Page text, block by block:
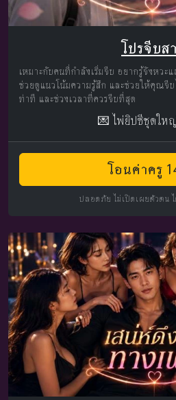
โปรจีบส
เหมาะกับคนที่กำลังเริ่มจีบ อยากรู้จังหว
ช่วยดูแนวโน้มความรู้สึก และช่วยให้คุณจี
ท่าที และช่วงเวลาที่ควรจีบที่สุด
💌 ไพ่ยิปซีชุดให
โอนค่าครู
ปลอดภัย ไม่เปิดเผยตัวตน